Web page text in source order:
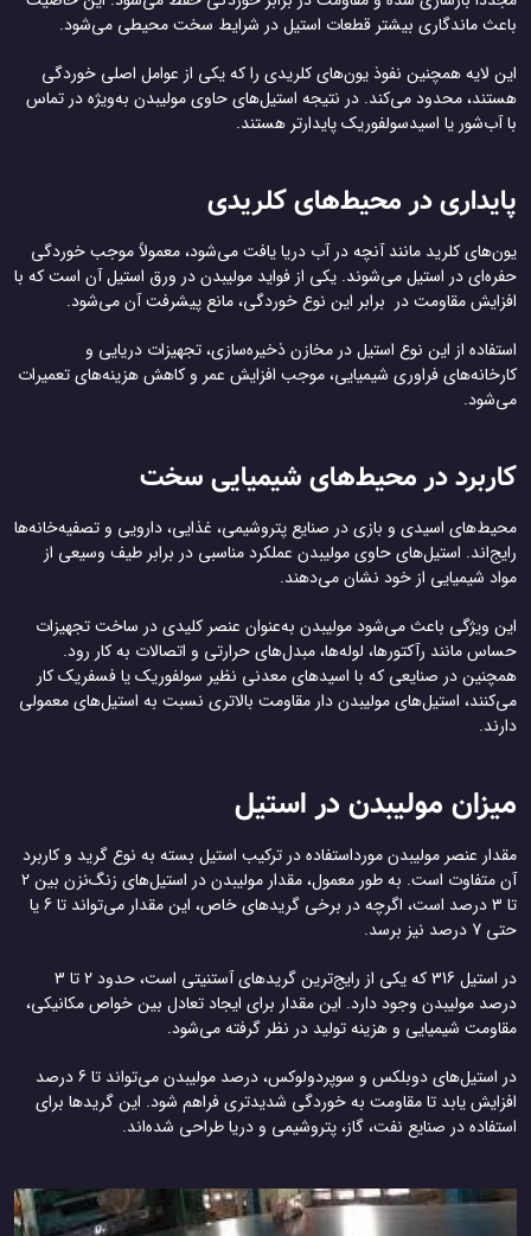
باعث ماندگاری بیشتر قطعات استیل در شرایط سخت محیطی می‌شود.
این لایه همچنین نفوذ یون‌های کلریدی را که یکی از عوامل اصلی خوردگی
هستند، محدود می‌کند. در نتیجه استیل‌های حاوی مولیبدن به‌ویژه در تماس
با آب‌شور یا اسیدسولفوریک پایدارتر هستند.
پایداری در محیط‌های کلریدی
یون‌های کلرید مانند آنچه در آب دریا یافت می‌شود، معمولاً موجب خوردگی
حفره‌ای در استیل می‌شوند. یکی از فواید مولیبدن در ورق استیل آن است که با
افزایش مقاومت در برابر این نوع خوردگی، مانع پیشرفت آن می‌شود.
استفاده از این نوع استیل در مخازن ذخیره‌سازی، تجهیزات دریایی و
کارخانه‌های فراوری شیمیایی، موجب افزایش عمر و کاهش هزینه‌های تعمیرات
می‌شود.
کاربرد در محیط‌های شیمیایی سخت
محیط‌های اسیدی و بازی در صنایع پتروشیمی، غذایی، دارویی و تصفیه‌خانه‌ها
رایج‌اند. استیل‌های حاوی مولیبدن عملکرد مناسبی در برابر طیف وسیعی از
مواد شیمیایی از خود نشان می‌دهند.
این ویژگی باعث می‌شود مولیبدن به‌عنوان عنصر کلیدی در ساخت تجهیزات
حساس مانند رآکتورها، لوله‌ها، مبدل‌های حرارتی و اتصالات به کار رود.
همچنین در صنایعی که با اسیدهای معدنی نظیر سولفوریک یا فسفریک کار
می‌کنند، استیل‌های مولیبدن دار مقاومت بالاتری نسبت به استیل‌های معمولی
دارند.
میزان مولیبدن در استیل
مقدار عنصر مولیبدن مورداستفاده در ترکیب استیل بسته به نوع گرید و کاربرد
آن متفاوت است. به طور معمول، مقدار مولیبدن در استیل‌های زنگ‌نزن بین 2
تا 3 درصد است، اگرچه در برخی گریدهای خاص، این مقدار می‌تواند تا 6 یا
حتی 7 درصد نیز برسد.
در استیل 316 که یکی از رایج‌ترین گریدهای آستنیتی است، حدود 2 تا 3
درصد مولیبدن وجود دارد. این مقدار برای ایجاد تعادل بین خواص مکانیکی،
مقاومت شیمیایی و هزینه تولید در نظر گرفته می‌شود.
در استیل‌های دوبلکس و سوپردولوکس، درصد مولیبدن می‌تواند تا 6 درصد
افزایش یابد تا مقاومت به خوردگی شدیدتری فراهم شود. این گریدها برای
استفاده در صنایع نفت، گاز، پتروشیمی و دریا طراحی شده‌اند.